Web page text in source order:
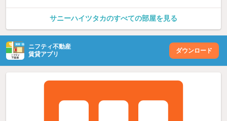
サニーハイツタカのすべての部屋を見る
ニフティ不動産
賃貸アプリ
ダウンロード